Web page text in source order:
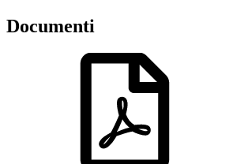
Documenti